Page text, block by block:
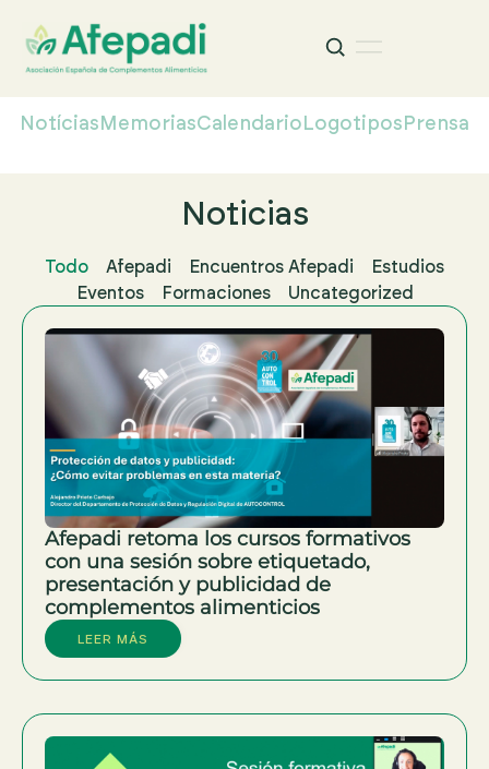
Buscar
NotíciasMemoriasCalendarioLogotiposPrensa
Noticias
Afepadi Encuentros Afepadi
Estudios
Eventos
Formaciones Uncategorized
Todo
Afepadi retoma los cursos formativos
con una sesión sobre etiquetado,
presentación y publicidad de
complementos alimenticios
LEER MÁS